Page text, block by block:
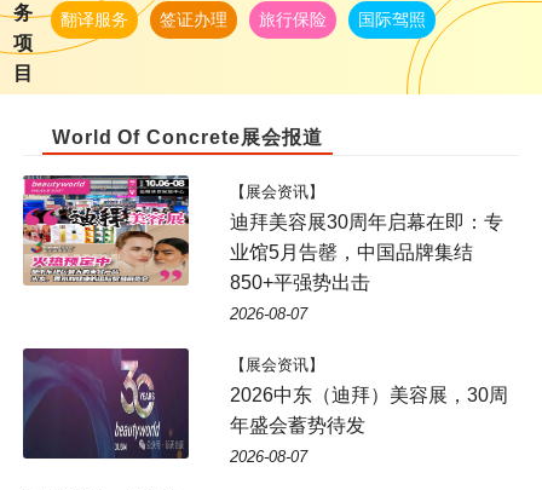
务
项
目
翻译服务 签证办理 旅行保险 国际驾照
World Of Concrete展会报道
【展会资讯】
迪拜美容展30周年启幕在即：专
业馆5月告罄，中国品牌集结
850+平强势出击
2026-08-07
【展会资讯】
2026中东（迪拜）美容展，30周
年盛会蓄势待发
2026-08-07